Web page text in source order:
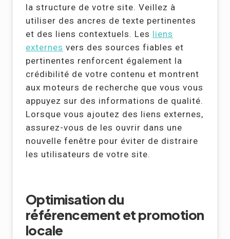
la structure de votre site. Veillez à
utiliser des ancres de texte pertinentes
et des liens contextuels. Les liens
externes vers des sources fiables et
pertinentes renforcent également la
crédibilité de votre contenu et montrent
aux moteurs de recherche que vous vous
appuyez sur des informations de qualité.
Lorsque vous ajoutez des liens externes,
assurez-vous de les ouvrir dans une
nouvelle fenêtre pour éviter de distraire
les utilisateurs de votre site.
Optimisation du
référencement et promotion
locale